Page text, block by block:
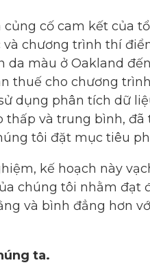
cố cam kết của
chương trình thí
da màu ở Oakland
thuế cho chương
dụng phân tích dữ
và trung bình, đã
tôi đặt mục tiêu
kế hoạch này
chúng tôi nhằm đạt
và bình đẳng hơn
ta.